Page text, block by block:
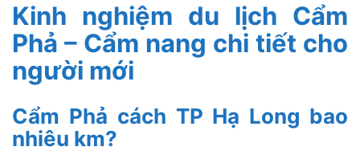
Kinh nghiệm du lịch Cẩm
Phả – Cẩm nang chi tiết cho
người mới
Cẩm Phả cách TP Hạ Long bao
nhiêu km?